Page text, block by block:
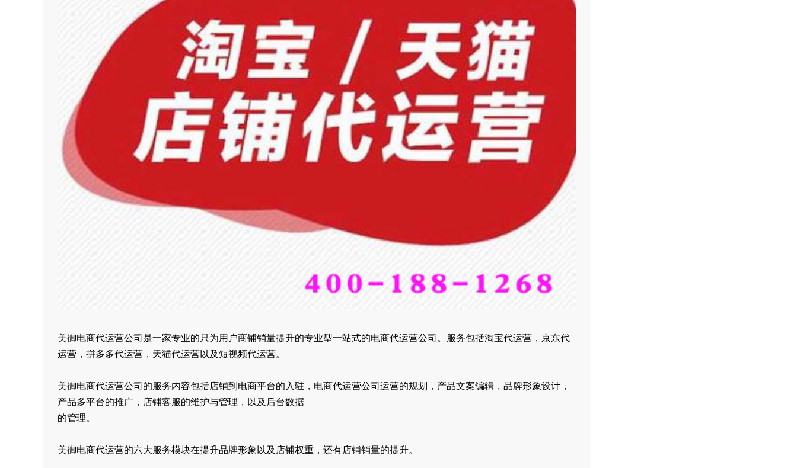
美御电商代运营公司是一家专业的只为用户商铺销量提升的专业型一站式的电商代运营公司。服务包括淘宝代运营，京东代
运营，拼多多代运营，天猫代运营以及短视频代运营。
美御电商代运营公司的服务内容包括店铺到电商平台的入驻，电商代运营公司运营的规划，产品文案编辑，品牌形象设计，
产品多平台的推广，店铺客服的维护与管理，以及后台数据
的管理。
美御电商代运营的六大服务模块在提升品牌形象以及店铺权重，还有店铺销量的提升。